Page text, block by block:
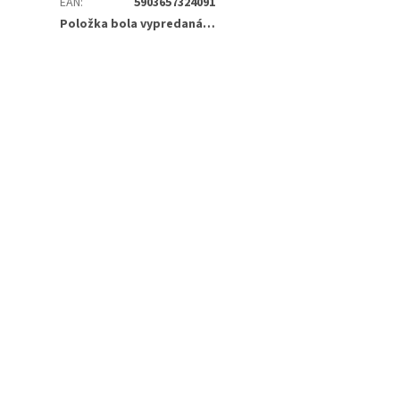
Položka bola vypredaná…